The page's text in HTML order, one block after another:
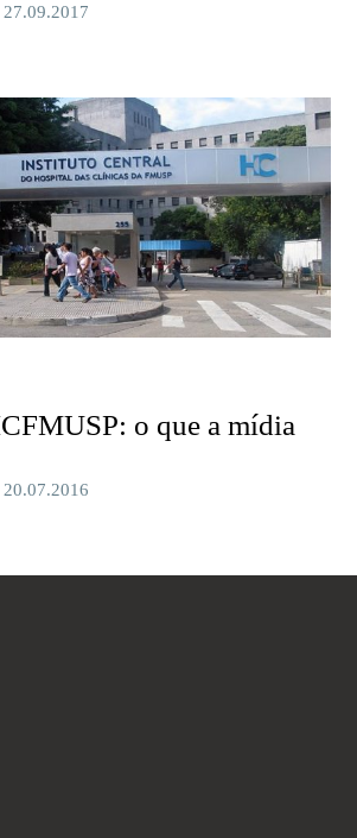
27.09.2017
o que a mídia
20.07.2016